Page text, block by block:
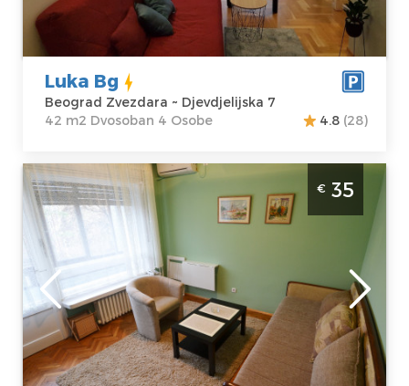
Cena
Luka Bg
Beograd Zvezdara ~ Djevdjelijska 7
42 m2 Dvosoban 4 Osobe
4.8 (28)
Studio Apartman LC Cozy Studio Beograd
Zvezdara. Idealan za 2 osobe.
Beograd
Lokacija:
Beograd
Zvezdara
Adresa:
Ruzveltova 27
Cena35 €
Gosti:
Kvadratura :20
m2
Struktura :
Studio
€ 35